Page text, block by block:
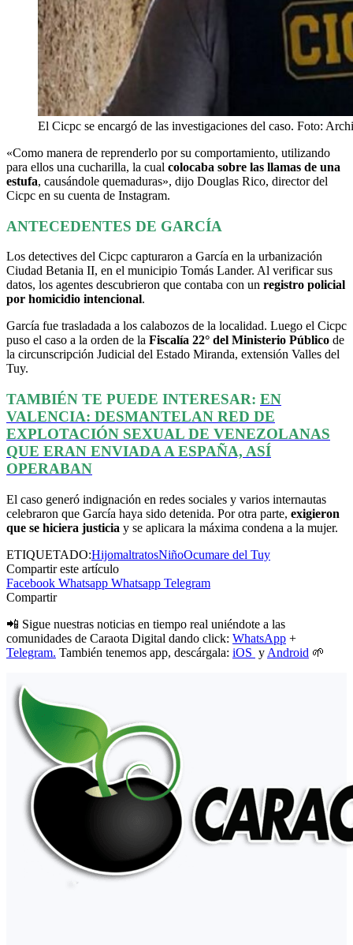
El Cicpc se encargó de las investigaciones del caso. Foto:
«Como manera de reprenderlo por su comportamiento, utilizando
para ellos una cucharilla, la cual colocaba sobre las llamas de una
estufa, causándole quemaduras», dijo Douglas Rico, director del
Cicpc en su cuenta de Instagram.
ANTECEDENTES DE GARCÍA
Los detectives del Cicpc capturaron a García en la urbanización
Ciudad Betania II, en el municipio Tomás Lander. Al verificar sus
datos, los agentes descubrieron que contaba con un registro policial
por homicidio intencional.
García fue trasladada a los calabozos de la localidad. Luego el Cicpc
puso el caso a la orden de la Fiscalía 22° del Ministerio Público de
la circunscripción Judicial del Estado Miranda, extensión Valles del
Tuy.
TAMBIÉN TE PUEDE INTERESAR: EN
VALENCIA: DESMANTELAN RED DE
EXPLOTACIÓN SEXUAL DE VENEZOLANAS
QUE ERAN ENVIADA A ESPAÑA, ASÍ
OPERABAN
El caso generó indignación en redes sociales y varios internautas
celebraron que García haya sido detenida. Por otra parte, exigieron
que se hiciera justicia y se aplicara la máxima condena a la mujer.
ETIQUETADO:HijomaltratosNiñoOcumare del Tuy
Compartir este artículo
Facebook Whatsapp Whatsapp Telegram
Compartir
📲 Sigue nuestras noticias en tiempo real uniéndote a las
comunidades de Caraota Digital dando click: WhatsApp +
Telegram. También tenemos app, descárgala: iOS y Android 🌱